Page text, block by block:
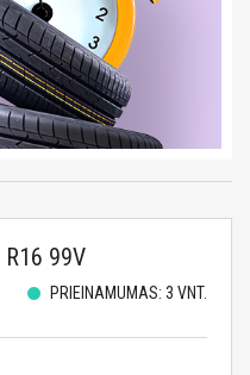
99V
PRIEINAMUMAS: 3 VNT.